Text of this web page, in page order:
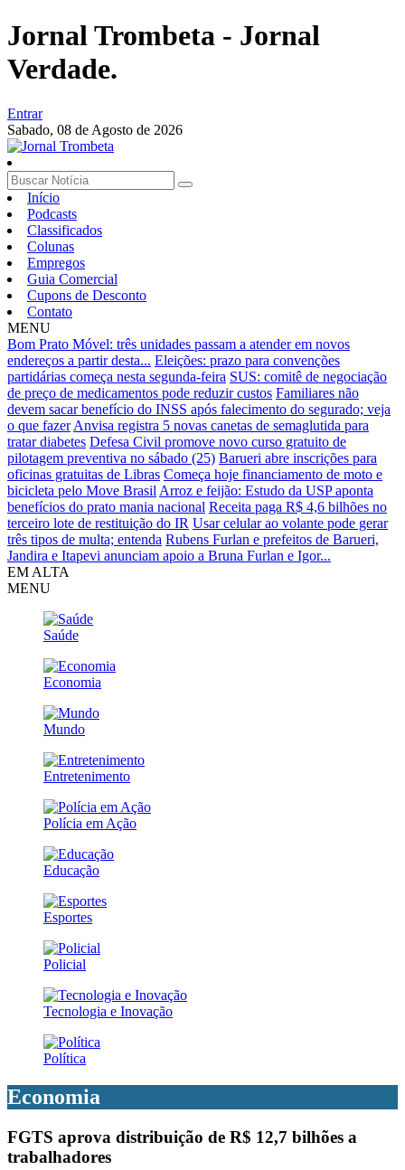
Jornal Trombeta - Jornal
Verdade.
Entrar
Sabado, 08 de Agosto de 2026
Início
Podcasts
Classificados
Colunas
Empregos
Guia Comercial
Cupons de Desconto
Contato
MENU
Bom Prato Móvel: três unidades passam a atender em novos
endereços a partir desta... Eleições: prazo para convenções
partidárias começa nesta segunda-feira SUS: comitê de negociação
de preço de medicamentos pode reduzir custos Familiares não
devem sacar benefício do INSS após falecimento do segurado; veja
o que fazer Anvisa registra 5 novas canetas de semaglutida para
tratar diabetes Defesa Civil promove novo curso gratuito de
pilotagem preventiva no sábado (25) Barueri abre inscrições para
oficinas gratuitas de Libras Começa hoje financiamento de moto e
bicicleta pelo Move Brasil Arroz e feijão: Estudo da USP aponta
benefícios do prato mania nacional Receita paga R$ 4,6 bilhões no
terceiro lote de restituição do IR Usar celular ao volante pode gerar
três tipos de multa; entenda Rubens Furlan e prefeitos de Barueri,
Jandira e Itapevi anunciam apoio a Bruna Furlan e Igor...
EM ALTA
MENU
Saúde
Economia
Mundo
Entretenimento
Polícia em Ação
Educação
Esportes
Policial
Tecnologia e Inovação
Política
Economia
FGTS aprova distribuição de R$ 12,7 bilhões a
trabalhadores